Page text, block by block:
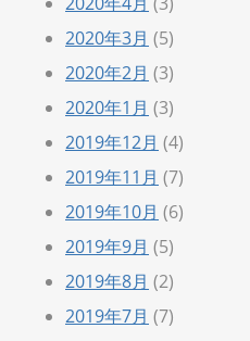
2020年3月 (5)
2020年2月 (3)
2020年1月 (3)
2019年12月 (4)
2019年11月 (7)
2019年10月 (6)
2019年9月 (5)
2019年8月 (2)
2019年7月 (7)